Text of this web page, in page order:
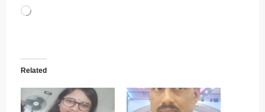
Loading…
Related